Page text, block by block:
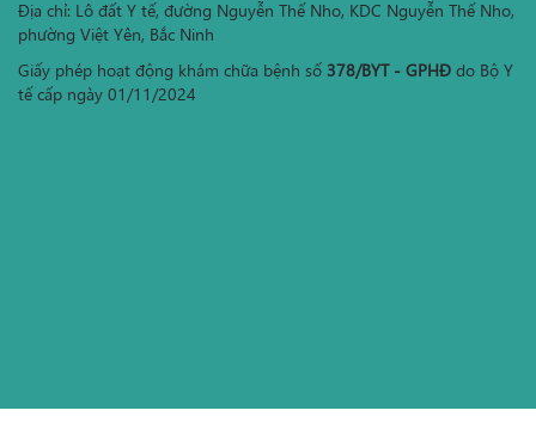
Địa chỉ: Lô đất Y tế, đường Nguyễn Thế Nho, KDC Nguyễn Thế Nho,
phường Việt Yên, Bắc Ninh
Giấy phép hoạt động khám chữa bệnh số 378/BYT - GPHĐ do Bộ Y
tế cấp ngày 01/11/2024